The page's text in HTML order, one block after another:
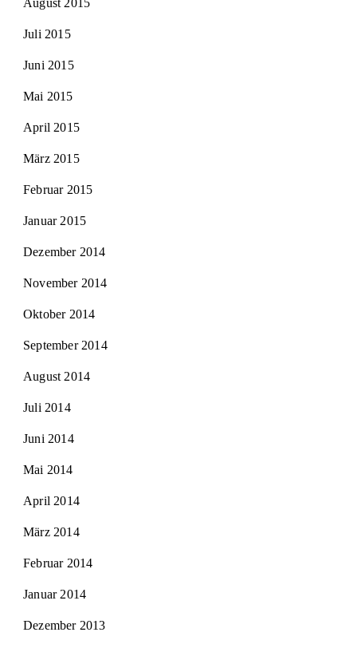
Juli 2015
Juni 2015
Mai 2015
April 2015
März 2015
Februar 2015
Januar 2015
Dezember 2014
November 2014
Oktober 2014
September 2014
August 2014
Juli 2014
Juni 2014
Mai 2014
April 2014
März 2014
Februar 2014
Januar 2014
Dezember 2013